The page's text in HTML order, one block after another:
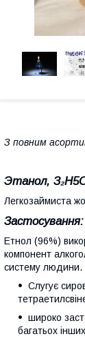
З повним
Этанол, З₂H5
Легкозаймиста
Застосування:
Етнол (96%)
компонент
систему людини.
Слугує
широко
багатьох